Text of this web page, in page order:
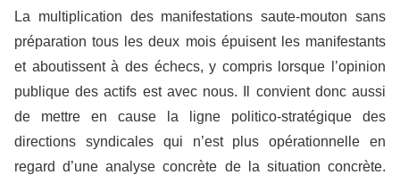
La multiplication des manifestations saute-mouton sans
préparation tous les deux mois épuisent les manifestants
et aboutissent à des échecs, y compris lorsque l’opinion
publique des actifs est avec nous. Il convient donc aussi
de mettre en cause la ligne politico-stratégique des
directions syndicales qui n’est plus opérationnelle en
regard d’une analyse concrète de la situation concrète.